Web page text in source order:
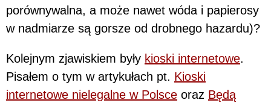
porównywalna, a może nawet wóda i papierosy
w nadmiarze są gorsze od drobnego hazardu)?
Kolejnym zjawiskiem były kioski internetowe.
Pisałem o tym w artykułach pt. Kioski
internetowe nielegalne w Polsce oraz Będą